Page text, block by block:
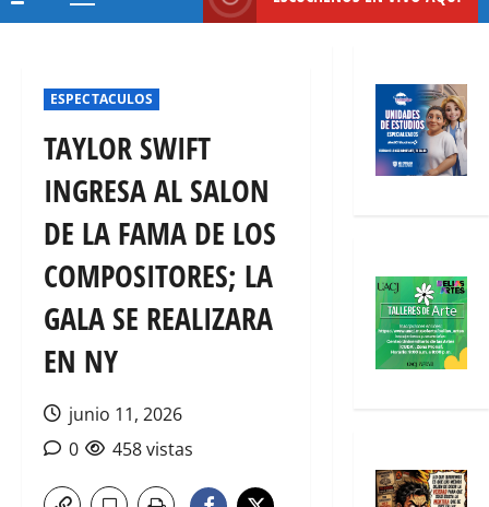
Menú
ESPECTACULOS
TAYLOR SWIFT
INGRESA AL SALON
DE LA FAMA DE LOS
COMPOSITORES; LA
GALA SE REALIZARA
EN NY
junio 11, 2026
0
458 vistas